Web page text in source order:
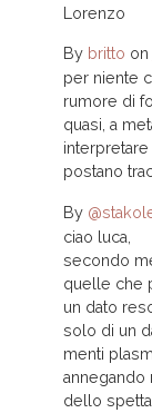
Lorenzo
By britto on
per niente
rumore di
quasi, a
postano
By
ciao luca,
secondo
quelle che
un dato
solo di un
menti
annegando
dello